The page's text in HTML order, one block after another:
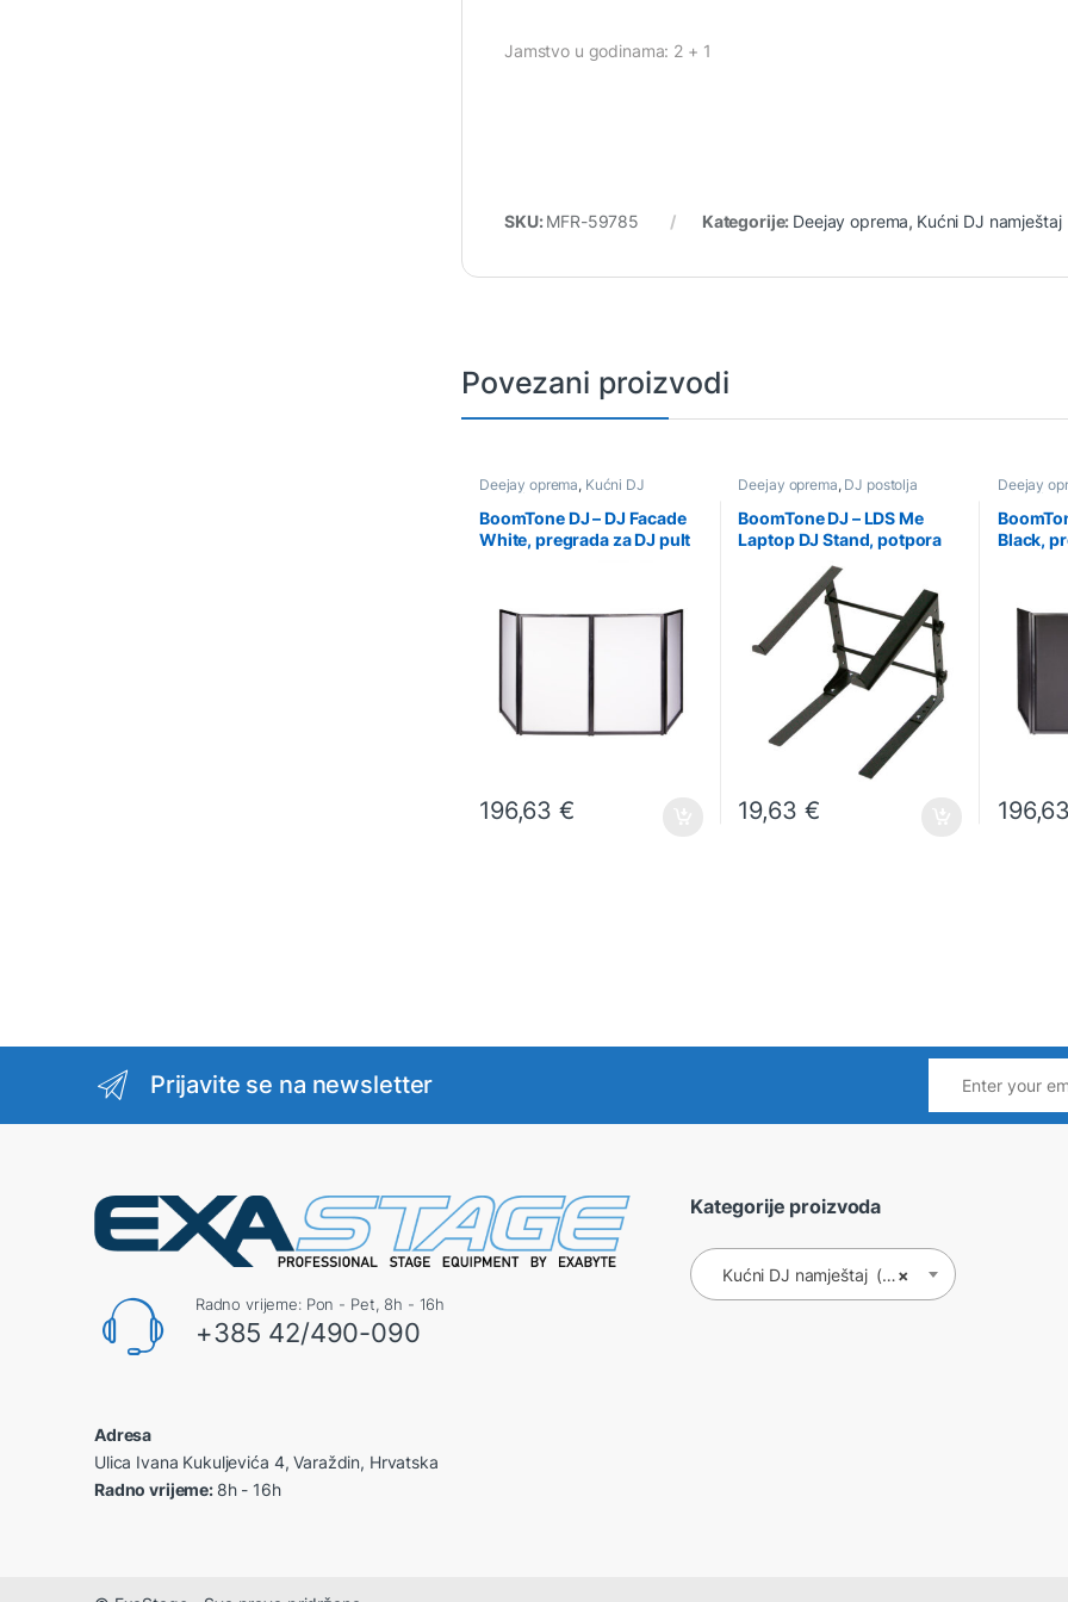
Jamstvo u godinama: 2 + 1
SKU:MFR-59785 Kategorije: Deejay oprema, Kućni DJ namještaj
Povezani proizvodi
Deejay oprema, Kućni DJ
namještaj
BoomTone DJ – DJ Facade
White, pregrada za DJ pult
196,63€
Deejay oprema, DJ postolja
BoomTone DJ – LDS Me
Laptop DJ Stand, potpora
za laptop za DJ-a
19,63 €
Deejay
namještaj
Black,
Prijavite se na newsletter
Radno vrijeme: Pon - Pet, 8h - 16h
+385 42/490-090
Adresa
Ulica Ivana Kukuljevića 4, Varaždin, Hrvatska
Radno vrijeme: 8h - 16h
Kategorije proizvoda
×
Kućni DJ namještaj (6)